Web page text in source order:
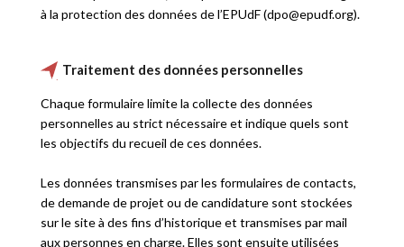
à la protection des données de l’EPUdF (dpo@epudf.org).
Traitement des données personnelles
Chaque formulaire limite la collecte des données
personnelles au strict nécessaire et indique quels sont
les objectifs du recueil de ces données.
Les données transmises par les formulaires de contacts,
de demande de projet ou de candidature sont stockées
sur le site à des fins d’historique et transmises par mail
aux personnes en charge. Elles sont ensuite utilisées